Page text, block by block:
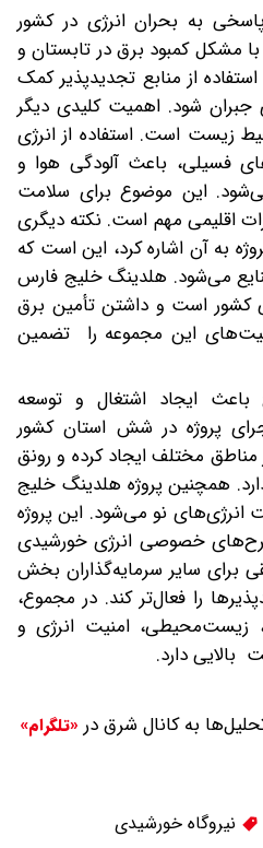
به بحران انرژی در کشور
مشکل کمبود برق در تابستان و
از منابع تجدیدپذیر کمک
جبران شود. اهمیت کلیدی دیگر
زیست است. استفاده از انرژی
فسیلی، باعث آلودگی هوا و
این موضوع برای سلامت
اقلیمی مهم است. نکته دیگری
به آن اشاره کرد، این است که
می‌شود. هلدینگ خلیج فارس
کشور است و داشتن تأمین برق
این مجموعه را تضمین
باعث ایجاد اشتغال و توسعه
پروژه در شش استان کشور
مختلف ایجاد کرده و رونق
همچنین پروژه هلدینگ خلیج
نو می‌شود. این پروژه
خصوصی انرژی خورشیدی
برای سایر سرمایه‌گذاران بخش
را فعال‌تر کند. در مجموع،
زیست‌محیطی، امنیت انرژی و
بالایی دارد.
به کانال شرق در «تلگرام»
نیروگاه خورشیدی